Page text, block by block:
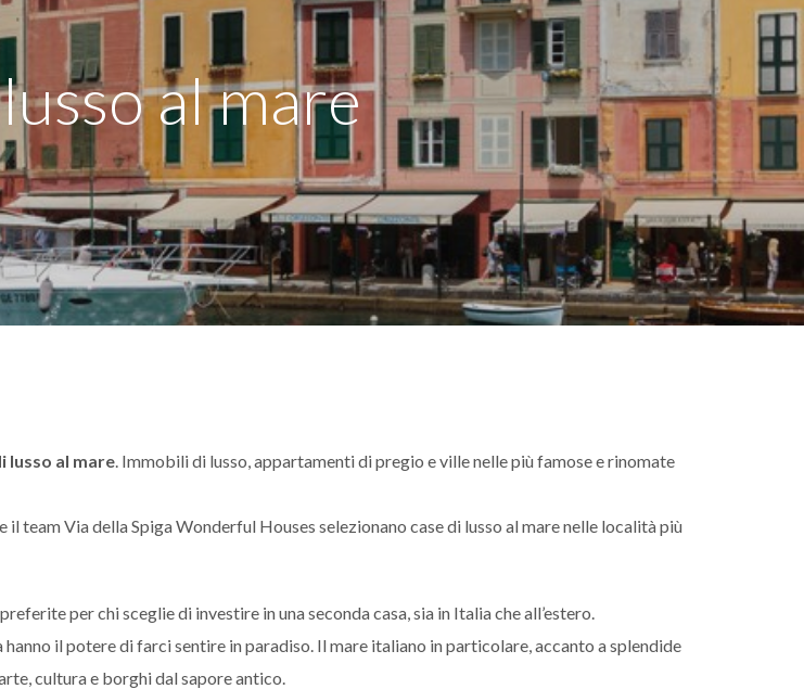
al mare
lusso al mare. Immobili di lusso, appartamenti di pregio e ville nelle più famose e rinomate
team Via della Spiga Wonderful Houses selezionano case di lusso al mare nelle località più
per chi sceglie di investire in una seconda casa, sia in Italia che all’estero.
il potere di farci sentire in paradiso. Il mare italiano in particolare, accanto a splendide
cultura e borghi dal sapore antico.